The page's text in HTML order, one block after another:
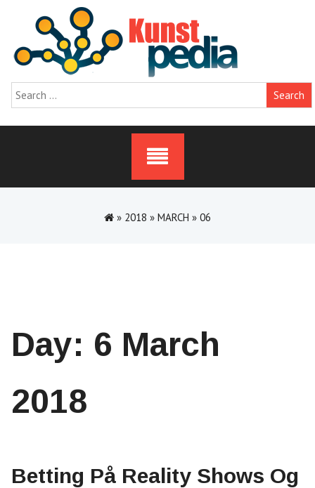
content
Search
for:
» 2018 » MARCH » 06
Day: 6 March
2018
Betting På Reality Shows Og